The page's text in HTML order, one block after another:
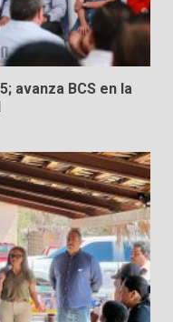
avanza BCS en la